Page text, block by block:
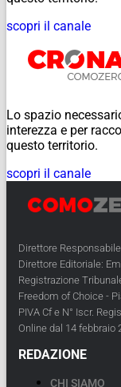
scopri il canale
Lo spazio
interezza e per
questo territorio.
scopri il canale
Direttore
Direttore Editoriale:
Registrazione
Freedom of Choice -
PIVA Cf e N° Iscr.
Online dal 14 febbraio
REDAZIONE
CHI SIAMO